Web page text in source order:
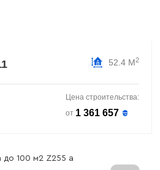
52.4 М2
Цена строительства:
от 1 361 657 ₴